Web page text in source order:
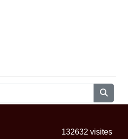
132632 visites